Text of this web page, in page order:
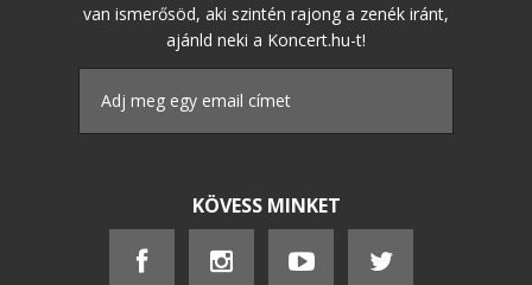
van ismerősöd, aki szintén rajong a zenék iránt,
ajánld neki a Koncert.hu-t!
KÖVESS MINKET